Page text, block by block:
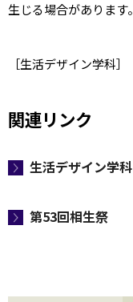
生じる場合があります。
［生活デザイン学科］
関連リンク
生活デザイン学科
第53回相生祭